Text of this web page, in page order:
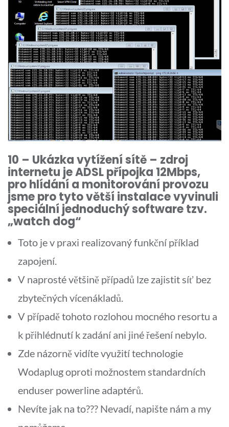
10 – Ukázka vytížení sítě – zdroj
internetu je ADSL přípojka 12Mbps,
pro hlídání a monitorování provozu
jsme pro tyto větší instalace vyvinuli
speciální jednoduchý software tzv.
„watch dog“
Toto je v praxi realizovaný funkční příklad
zapojení.
V naprosté většině případů lze zajistit síť bez
zbytečných vícenákladů.
V případě tohoto rozlohou mocného resortu a
k přihlédnutí k zadání ani jiné řešení nebylo.
Zde názorně vidíte využití technologie
Wodaplug oproti možnostem standardních
enduser powerline adaptérů.
Nevíte jak na to??? Nevadí, napište nám a my